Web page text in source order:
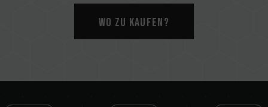
Taiwanisches Nutzungspatent(Nr.:
M628748)
Patentierte S.M.A.R.T.-Software
Wo zu kaufen?